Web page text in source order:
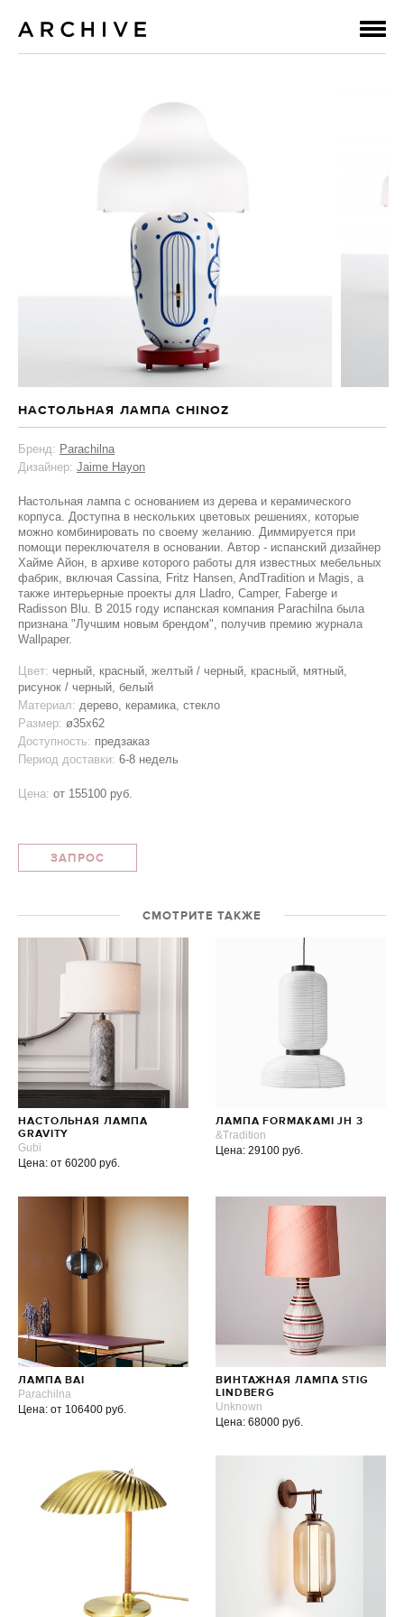
НАСТОЛЬНАЯ ЛАМПА CHINOZ
Бренд: Parachilna
Дизайнер: Jaime Hayon
Настольная лампа с основанием из дерева и керамического
корпуса. Доступна в нескольких цветовых решениях, которые
можно комбинировать по своему желанию. Диммируется при
помощи переключателя в основании. Автор - испанский дизайнер
Хайме Айон, в архиве которого работы для известных мебельных
фабрик, включая Cassina, Fritz Hansen, AndTradition и Magis, а
также интерьерные проекты для Lladro, Camper, Faberge и
Radisson Blu. В 2015 году испанская компания Parachilna была
признана "Лучшим новым брендом", получив премию журнала
Wallpaper.
Цвет: черный, красный, желтый / черный, красный, мятный,
рисунок / черный, белый
Материал: дерево, керамика, стекло
Размер: ø35х62
Доступность: предзаказ
Период доставки: 6-8 недель
Цена: от 155100 руб.
ЗАПРОС
СМОТРИТЕ ТАКЖЕ
НАСТОЛЬНАЯ ЛАМПА
GRAVITY
Gubi
Цена: от 60200 руб.
ЛАМПА FORMAKAMI JH 3
&Tradition
Цена: 29100 руб.
ЛАМПА BAI
Parachilna
Цена: от 106400 руб.
ВИНТАЖНАЯ ЛАМПА STIG
LINDBERG
Unknown
Цена: 68000 руб.